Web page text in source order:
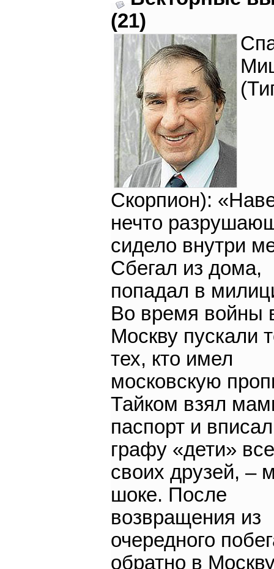
(21)
Скорпион):
нечто
сидело внутри
Сбегал из дома,
попадал в
Во время войны
Москву пускали
тех, кто имел
московскую
Тайком взял
паспорт и
графу «дети»
своих друзей, –
шоке. После
возвращения из
очередного
обратно в